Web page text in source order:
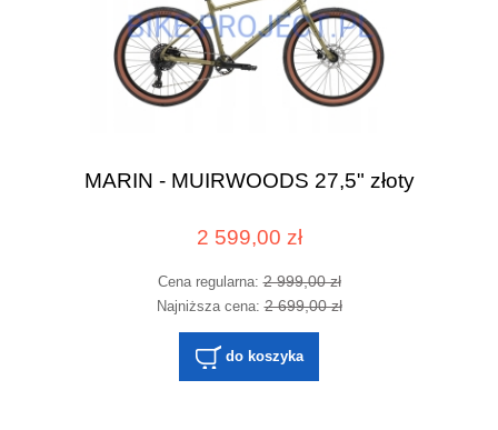
MARIN - MUIRWOODS 27,5" złoty
2 599,00 zł
Cena regularna:2 999,00 zł
Najniższa cena:2 699,00 zł
do koszyka